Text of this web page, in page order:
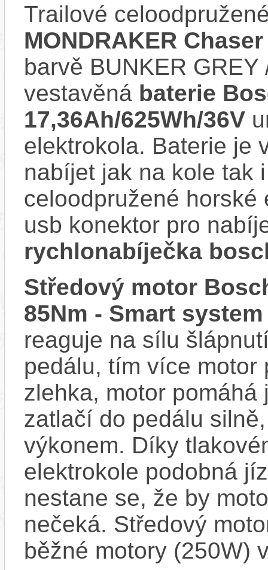
Trailové
MONDRAKER
barvě BUNKER
vestavěná baterie
17,36Ah/625Wh/36V
elektrokola. Baterie je
nabíjet jak na kole tak
celoodpružené horské
usb konektor pro
rychlonabíječka
Středový motor
85Nm - Smart system
reaguje na sílu
pedálu, tím více motor
zlehka, motor
zatlačí do pedálu
výkonem. Díky
elektrokole podobná
nestane se, že by
nečeká. Středový
běžné motory (250W)